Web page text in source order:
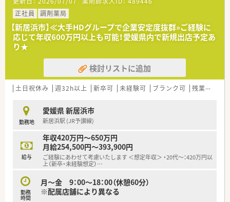
■愛媛県を中心に四国・中国エリアに228店舗展開しておりま
す。現在約3割が調剤取扱店舗です。
■様々な福利厚生制度で、業界トップクラスの満足度を誇ってお
ります。誰もが安心して働ける職場づくりを目指しています。
■地域のお客様と共に取り組む地域支援・社会貢献活動も活発に
＜こんな方にもオススメ＞
■福利厚生などがしっかりしている企業で働きたい方
■研修制度を利用してご自身のスキルアップもしていきたい方
等々、気になる方はお気軽にお問い合わせ下さい。
っています。
■これまでの調剤経験やブランク、性別などは問わず、幅広く応
募を受け付けています。
■地域医療に貢献したいという意欲を持ち、チームワークを大切
にできる方を求めています。
【法人特徴について】
■約83,000名の従業員を擁する大手グループの一員であり、経
営基盤は非常に安定しています。
■収益の柱は薬局事業が7割、福祉事業が3割で、多角的に患者様
■医療機関との密接な関係性を活かし、病院前・クリニック前に
6：4の割合で店舗展開中です。
【求人情報について】
■ご経験やスキルに応じて、年収500万円から600万円の範囲で
給与が提示されます。
■年間休日は120日水準が確保されており、ワークライフバラン
スを重視できます。
■世帯主への住宅手当（17,000円）や自己負担8,000円の社宅制
度も利用可能です。
正社員
調剤薬局
【新居浜市】≪大手HDグループで企業安定度抜群»ご経験に
応じて年収600万円以上も可能！愛媛県内で新規出店予定あ
り★
検討リストに追加
土日祝休み 週32h以上 新卒可 未経験可 ブランク可 残業なし(ほぼなし含む)
勤務地
愛媛県 新居浜市
新居浜駅 (JR予讃線)
給与
年収420万円～650万円
月給254,500円～393,900円
ご経験にあわせて考慮いたします ＜想定年収＞ ・20代～：420万円以
上（新卒・未経験想定）…
勤務
時間
月～金 9：00～18：00（休憩60分）
※配属店舗により異なる